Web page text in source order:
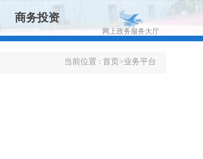
商务投资
网上政务服务大厅
当前位置 : 首页>业务平台